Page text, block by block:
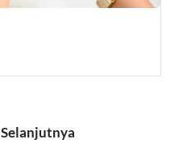
Selanjutnya